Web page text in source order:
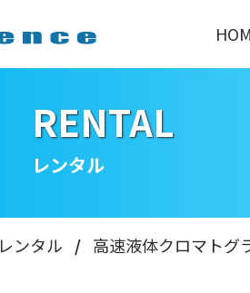
RENTAL
レンタル
レンタル 高速液体クロマトグ